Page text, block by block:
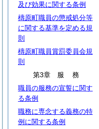
及び効果に関する条例
檮原町職員の懲戒処分等
に関する基準を定める規
則
檮原町職員賞罰委員会規
則
第3章 服務
職員の服務の宣誓に関す
る条例
職務に専念する義務の特
例に関する条例